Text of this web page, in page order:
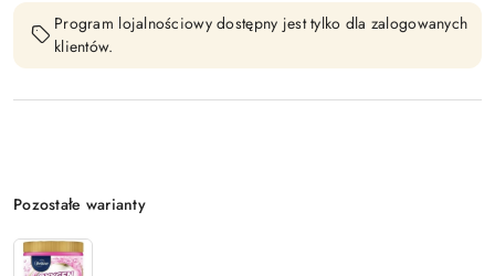
Program lojalnościowy dostępny jest tylko dla zalogowanych
klientów.
Wariant
Pozostałe warianty